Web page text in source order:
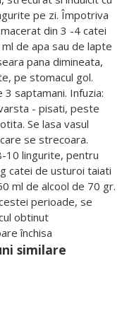
pe zi. Împotriva
din 3 -4 catei
de apa sau de lapte
pana dimineata,
pe stomacul gol.
saptamani. Infuzia:
- pisati, peste
Se lasa vasul
se strecoara.
10 lingurite, pentru
catei de usturoi taiati
ml de alcool de 70 gr.
perioade, se
obtinut
închisa
similare